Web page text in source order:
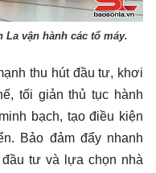
La vận hành các tổ máy.
thu hút đầu tư, khơi
tối giản thủ tục hành
bạch, tạo điều kiện
Bảo đảm đẩy nhanh
tư và lựa chọn nhà